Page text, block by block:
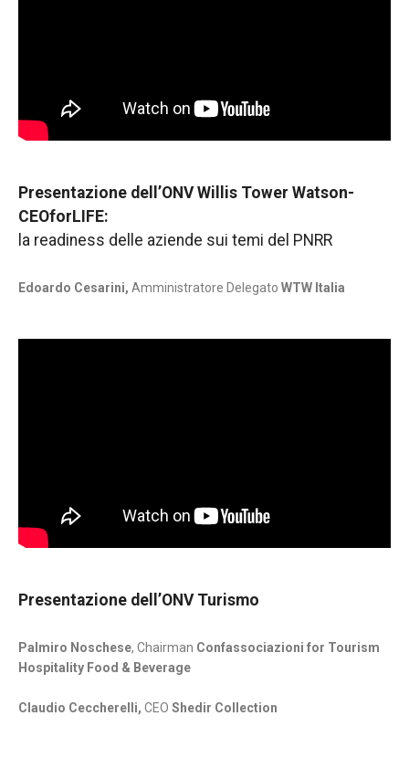
Presentazione dell’ONV Willis Tower Watson-
CEOforLIFE:
la readiness delle aziende sui temi del PNRR
Edoardo Cesarini, Amministratore Delegato WTW Italia
Presentazione dell’ONV Turismo
Palmiro Noschese, Chairman Confassociazioni for Tourism
Hospitality Food & Beverage
Claudio Ceccherelli, CEO Shedir Collection